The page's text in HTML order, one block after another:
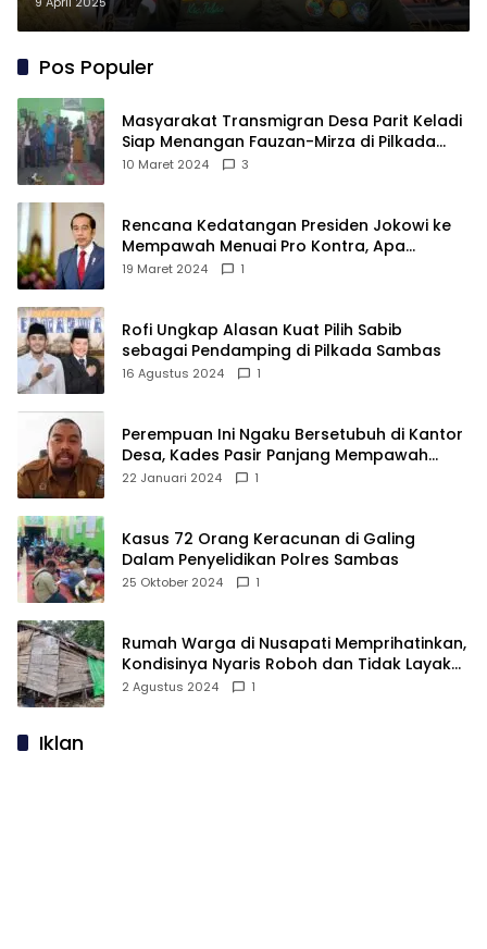
Pos Populer
Masyarakat Transmigran Desa Parit Keladi
Siap Menangan Fauzan-Mirza di Pilkada
Kubu Raya
10 Maret 2024 3
Rencana Kedatangan Presiden Jokowi ke
Mempawah Menuai Pro Kontra, Apa
Sebabnya?
19 Maret 2024 1
Rofi Ungkap Alasan Kuat Pilih Sabib
sebagai Pendamping di Pilkada Sambas
16 Agustus 2024 1
Perempuan Ini Ngaku Bersetubuh di Kantor
Desa, Kades Pasir Panjang Mempawah
Membantah: Silakan Buktikan!
22 Januari 2024 1
Kasus 72 Orang Keracunan di Galing
Dalam Penyelidikan Polres Sambas
25 Oktober 2024 1
Rumah Warga di Nusapati Memprihatinkan,
Kondisinya Nyaris Roboh dan Tidak Layak
Huni
2 Agustus 2024 1
Iklan